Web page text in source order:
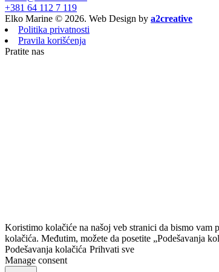
+381 64 112 7 119
Elko Marine © 2026. Web Design by a2creative
Politika privatnosti
Pravila korišćenja
Pratite nas
Koristimo kolačiće na našoj veb stranici da bismo vam
kolačića. Međutim, možete da posetite „Podešavanja
Podešavanja kolačića Prihvati sve
Manage consent